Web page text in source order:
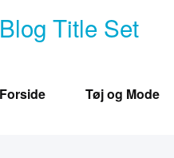
Title Set
Forside Tøj og Mode